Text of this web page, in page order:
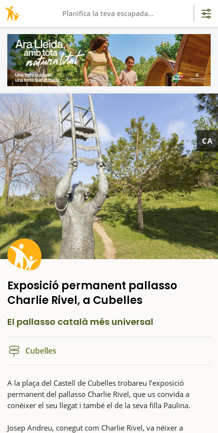
CA
Exposició permanent pallasso
Charlie Rivel, a Cubelles
El pallasso català més universal
Cubelles
A la plaça del Castell de Cubelles trobareu l’exposició
permanent del pallasso Charlie Rivel, que us convida a
conèixer el seu llegat i també el de la seva filla Paulina.
Josep Andreu, conegut com Charlie Rivel, va néixer a
Planifica la teva escapada...